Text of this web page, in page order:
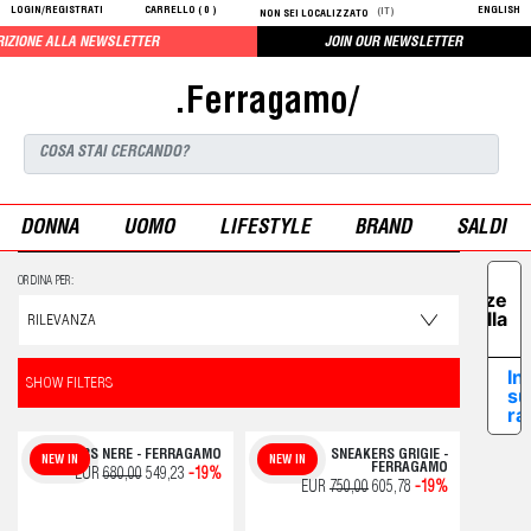
LOGIN/REGISTRATI CARRELLO ( 0 ) NON SEI LOCALIZZATO (IT) ENGLISH
JOIN OUR NEWSLETTER
.Ferragamo/
DONNA UOMO LIFESTYLE BRAND SALDI
ORDINA PER:
SHOW FILTERS
SNEAKERS NERE - FERRAGAMO
NEW IN
EUR680,00549,23 -19%
SNEAKERS GRIGIE -
FERRAGAMO
NEW IN
EUR 750,00 605,78 -19%
preferenze
relative alla